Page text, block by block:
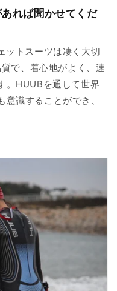
れば聞かせてくだ
ットスーツは凄く大切
で、着心地がよく、速
。HUUBを通して世界
識することができ、